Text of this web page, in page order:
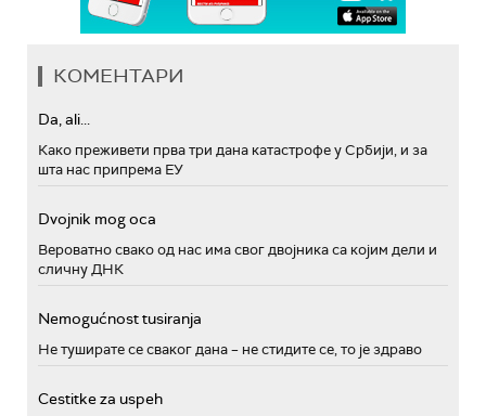
КОМЕНТАРИ
Da, ali...
Како преживети прва три дана катастрофе у Србији, и за
шта нас припрема ЕУ
Dvojnik mog oca
Вероватно свако од нас има свог двојника са којим дели и
сличну ДНК
Nemogućnost tusiranja
Не туширате се сваког дана – не стидите се, то је здраво
Cestitke za uspeh